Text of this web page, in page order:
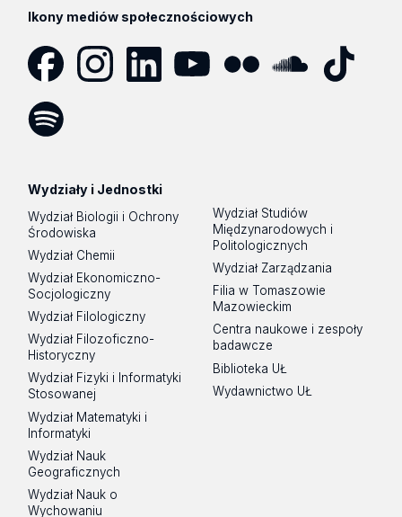
Ikony mediów społecznościowych
Wydziały i Jednostki
Wydział Biologii i Ochrony
Środowiska
Wydział Chemii
Wydział Ekonomiczno-
Socjologiczny
Wydział Filologiczny
Wydział Filozoficzno-
Historyczny
Wydział Fizyki i Informatyki
Stosowanej
Wydział Matematyki i
Informatyki
Wydział Nauk
Geograficznych
Wydział Nauk o
Wychowaniu
Wydział Studiów
Międzynarodowych i
Politologicznych
Wydział Zarządzania
Filia w Tomaszowie
Mazowieckim
Centra naukowe i zespoły
badawcze
Biblioteka UŁ
Wydawnictwo UŁ